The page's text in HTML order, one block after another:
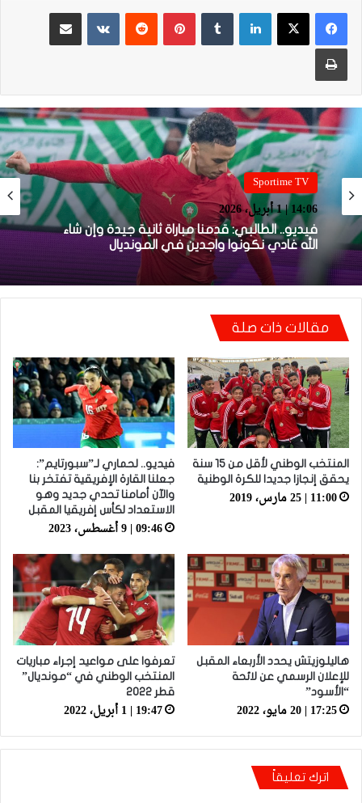
لينكدإن بينتيريست
مشاركة عبر البريد
طباعة
Sportime TV
14:06 | 1 أبريل، 2026
الله غادي نكونوا واجدين في المونديال
Sportime TV
14:05 | 1 أبريل، 2026
فيديو.. بونو: اللاعبين تعاملو مزيان مع المباراة وخا
مكانتش ساهلة وحنا كنحاولوا نركزوا باش نعاونوا
المنتخب
مقالات ذات صلة
المنتخب الوطني لأقل من 15 سنة
يحقق إنجازا جديدا للكرة الوطنية
11:00 | 25 مارس، 2019
فيديو.. لحماري لـ”سبورتايم”:
جعلنا القارة الإفريقية تفتخر بنا
والآن أمامنا تحدي جديد وهو
الاستعداد لكأس إفريقيا المقبل
09:46 | 9 أغسطس، 2023
هاليلوزيتش يحدد الأربعاء المقبل
للإعلان الرسمي عن لائحة
“الأسود”
17:25 | 20 مايو، 2022
تعرفوا على مواعيد إجراء مباريات
المنتخب الوطني في “مونديال”
قطر 2022
19:47 | 1 أبريل، 2022
اترك تعليقاً